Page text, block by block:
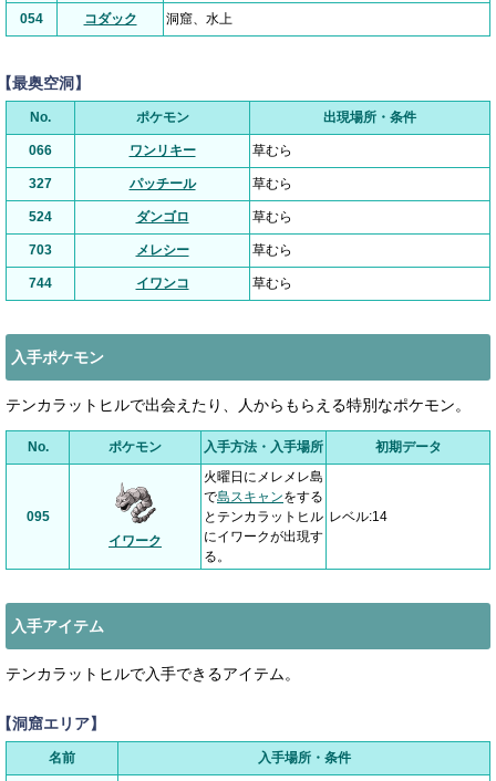
054 コダック 洞窟、水上
最奥空洞】
No. ポケモン 出現場所・条件
066 ワンリキー 草むら
327 パッチール 草むら
524 ダンゴロ 草むら
703 メレシー 草むら
744 イワンコ 草むら
入手ポケモン
テンカラットヒルで出会えたり、人からもらえる特別なポケモン。
No. ポケモン 入手方法・入手場所 初期データ
095
イワーク
火曜日にメレメレ島
で島スキャンをする
とテンカラットヒル
にイワークが出現す
る。
レベル:14
入手アイテム
テンカラットヒルで入手できるアイテム。
洞窟エリア】
名前 入手場所・条件